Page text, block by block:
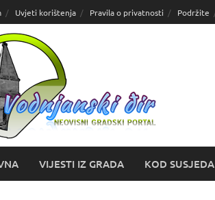
Uvjeti korištenja Pravila o privatnosti Podržite
VIJESTI IZ GRADA KOD SUSJEDA